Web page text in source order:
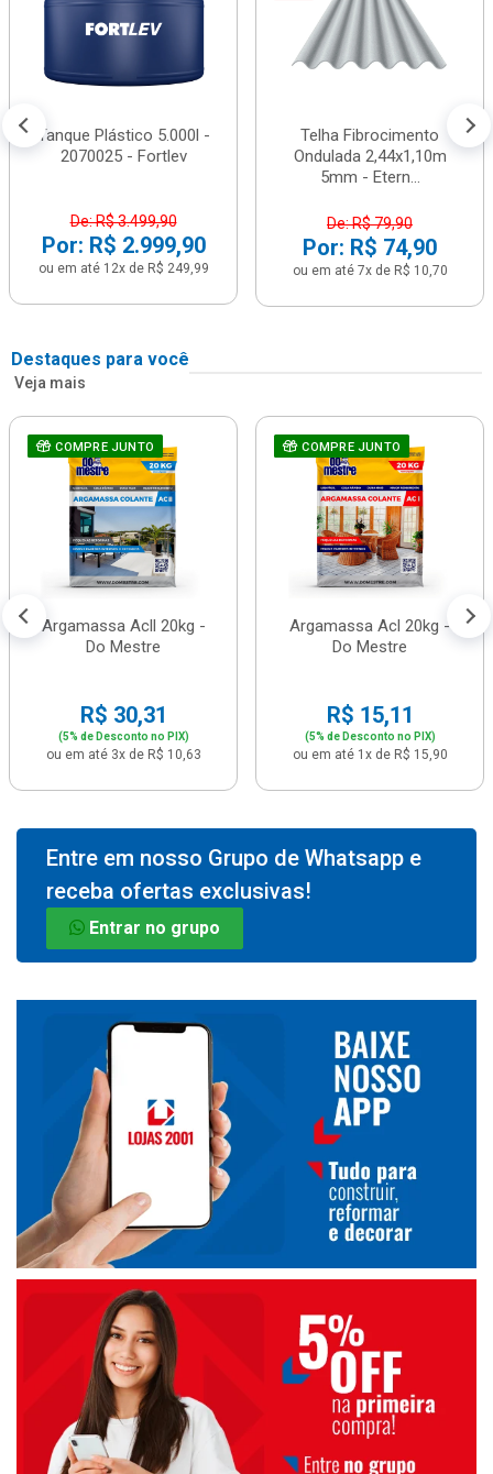
Tanque Plástico 5.000l -
2070025 - Fortlev
De: R$ 3.499,90
Por: R$ 2.999,90
ou em até 12x de R$ 249,99
Telha Fibrocimento
Ondulada 2,44x1,10m
5mm - Etern...
De: R$ 79,90
Por: R$ 74,90
ou em até 7x de R$ 10,70
Destaques para você
Veja mais
COMPRE JUNTO
Argamassa Acll 20kg -
Do Mestre
R$ 30,31
(5% de Desconto no PIX)
ou em até 3x de R$ 10,63
COMPRE JUNTO
Argamassa Acl 20kg -
Do Mestre
R$ 15,11
(5% de Desconto no PIX)
ou em até 1x de R$ 15,90
Entre em nosso Grupo de Whatsapp e
receba ofertas exclusivas!
Entrar no grupo